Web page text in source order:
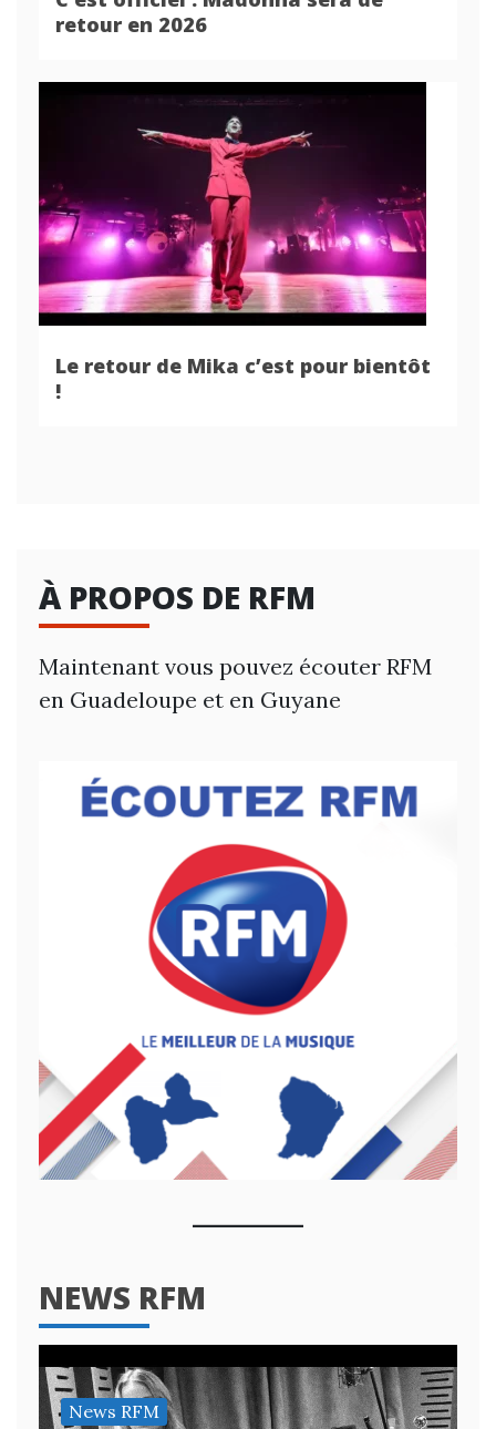
retour en 2026
Le retour de Mika c’est pour bientôt
!
À PROPOS DE RFM
Maintenant vous pouvez écouter RFM
en Guadeloupe et en Guyane
NEWS RFM
News RFM